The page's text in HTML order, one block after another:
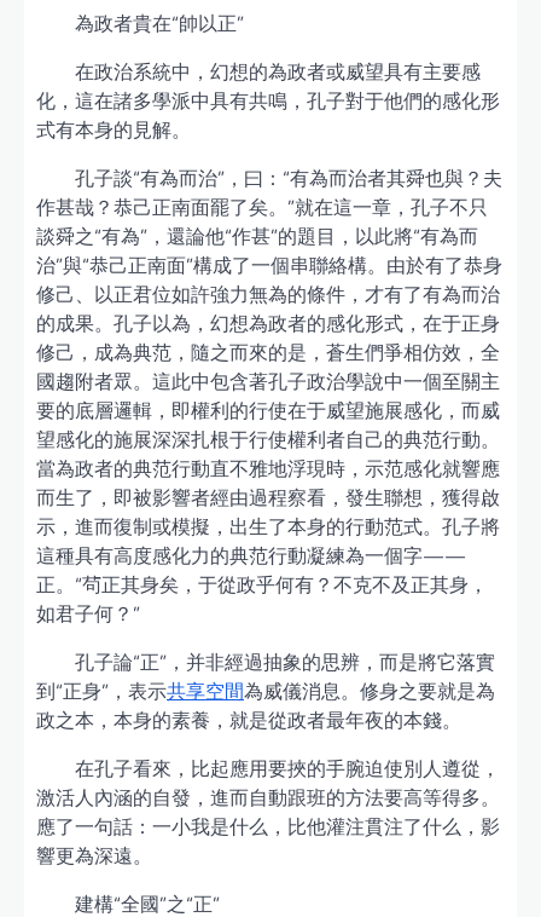
為政者貴在“帥以正”
在政治系統中，幻想的為政者或威望具有主要感
化，這在諸多學派中具有共鳴，孔子對于他們的感化形
式有本身的見解。
孔子談“有為而治”，曰：“有為而治者其舜也與？夫
作甚哉？恭己正南面罷了矣。”就在這一章，孔子不只
談舜之“有為”，還論他“作甚”的題目，以此將“有為而
治”與“恭己正南面”構成了一個串聯絡構。由於有了恭身
修己、以正君位如許強力無為的條件，才有了有為而治
的成果。孔子以為，幻想為政者的感化形式，在于正身
修己，成為典范，隨之而來的是，蒼生們爭相仿效，全
國趨附者眾。這此中包含著孔子政治學說中一個至關主
要的底層邏輯，即權利的行使在于威望施展感化，而威
望感化的施展深深扎根于行使權利者自己的典范行動。
當為政者的典范行動直不雅地浮現時，示范感化就響應
而生了，即被影響者經由過程察看，發生聯想，獲得啟
示，進而復制或模擬，出生了本身的行動范式。孔子將
這種具有高度感化力的典范行動凝練為一個字——
正。“茍正其身矣，于從政乎何有？不克不及正其身，
如君子何？”
孔子論“正”，并非經過抽象的思辨，而是將它落實
到“正身”，表示共享空間為威儀消息。修身之要就是為
政之本，本身的素養，就是從政者最年夜的本錢。
在孔子看來，比起應用要挾的手腕迫使別人遵從，
激活人內涵的自發，進而自動跟班的方法要高等得多。
應了一句話：一小我是什么，比他灌注貫注了什么，影
響更為深遠。
建構“全國”之“正”